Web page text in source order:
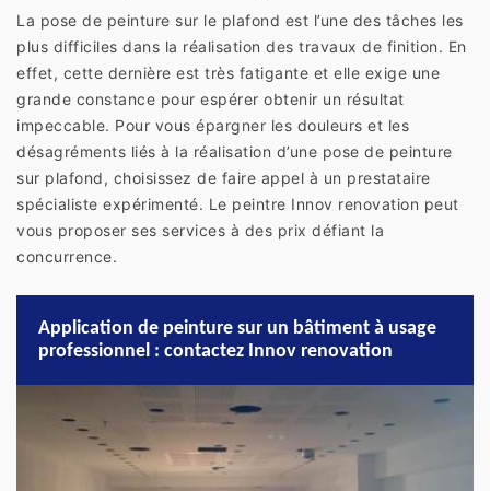
La pose de peinture sur le plafond est l’une des tâches les
plus difficiles dans la réalisation des travaux de finition. En
effet, cette dernière est très fatigante et elle exige une
grande constance pour espérer obtenir un résultat
impeccable. Pour vous épargner les douleurs et les
désagréments liés à la réalisation d’une pose de peinture
sur plafond, choisissez de faire appel à un prestataire
spécialiste expérimenté. Le peintre Innov renovation peut
vous proposer ses services à des prix défiant la
concurrence.
Application de peinture sur un bâtiment à usage
professionnel : contactez Innov renovation